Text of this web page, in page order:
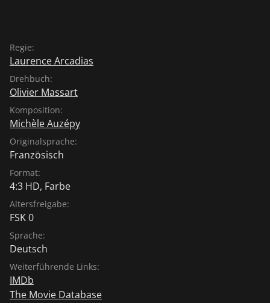
Regie:
Laurence Arcadias
Drehbuch:
Olivier Massart
Komposition:
Michèle Auzépy
Originalsprache:
Französisch
Format:
4:3 HD, Farbe
Altersfreigabe:
FSK 0
Sprache:
Deutsch
Weiterführende Links:
IMDb
The Movie Database